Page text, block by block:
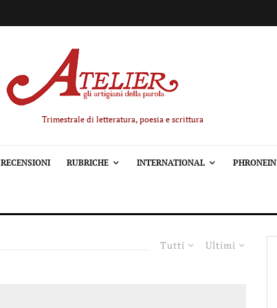
Trimestrale di letteratura, poesia e scrittura
RECENSIONI RUBRICHE INTERNATIONAL PHRONEIN
Tutti Ultimi